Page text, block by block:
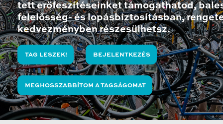
tett erőfeszítéseinket támogathatod,
felelősség- és lopásbiztosításban,
kedvezményben részesülhetsz.
TAG LESZEK! BEJELENTKEZÉS
MEGHOSSZABBÍTOM A TAGSÁGOMAT